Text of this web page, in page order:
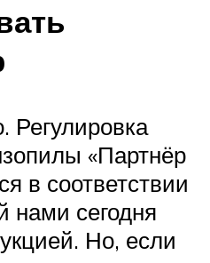
Регулировка
«Партнёр
в соответствии
нами сегодня
Но, если